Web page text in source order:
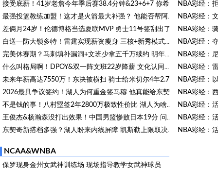
最强投篮教练加盟！这才是火箭最大补强？ 他能否帮阿门申京蜕变
白送一防大锁多特！雷霆实现薪资瘦身 三核+新秀模式想无限续杯？
完美休赛期？马刺填补漏洞+文班少拿五千万续约 明年冲冠还差什么
什么叫格局啊！DPOY&双一阵文班22岁降薪 文化认同不仅只为争冠？
不是钱的事！八村塁签2年2800万极致性价比 湖人为啥还要放走他？
王俊杰&杨瀚森没打出效果！中国男篮惨败日本19分 问题出在哪了？
东契奇新搭档多强？湖人盼来内线屏障 凯斯勒上限取决于三分开发
NBA彩经：
NBA彩经：
NBA彩经：
NBA彩经：
NBA彩经：
NBA彩经：
NBA彩经：
NBA彩经：
NBA彩经：
NBA彩经：
NCAA&WNBA
保罗现身金州女武神训练场 现场指导教学女武神球员